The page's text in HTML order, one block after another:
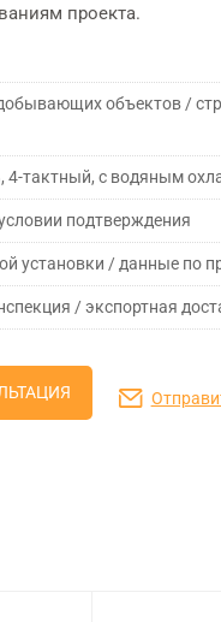
проекта.
объектов /
4-тактный, с водяным
подтверждения
установки / данные по
/ экспортная